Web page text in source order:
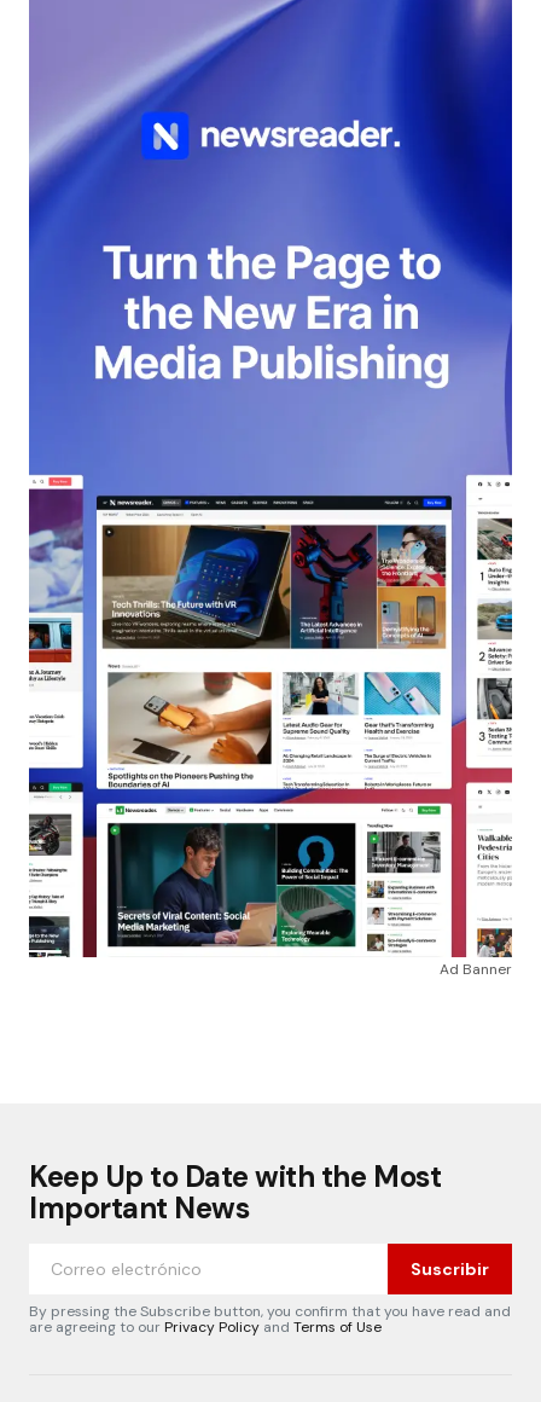
Ad Banner
Keep Up to Date with the Most
Important News
Suscribir
By pressing the Subscribe button, you confirm that you have read and
are agreeing to ourPrivacy Policy and Terms of Use